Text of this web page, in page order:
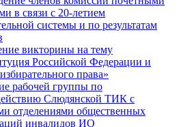
в связи с 20-летием
системы и по результатам
викторины на тему
Российской Федерации и
права»
рабочей группы по
Слюдянской ТИК с
отделениями общественных
инвалидов ИО